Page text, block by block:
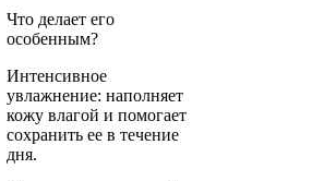
Что делает его
особенным?
Интенсивное
увлажнение: наполняет
кожу влагой и помогает
сохранить ее в течение
дня.